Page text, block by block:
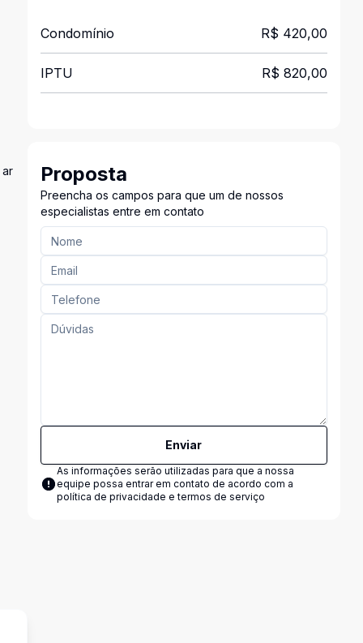
ar
Condomínio R$ 420,00
IPTU R$ 820,00
Proposta
Preencha os campos para que um de nossos
especialistas entre em contato
Enviar
As informações serão utilizadas para que a nossa
equipe possa entrar em contato de acordo com a
política de privacidade e termos de serviço